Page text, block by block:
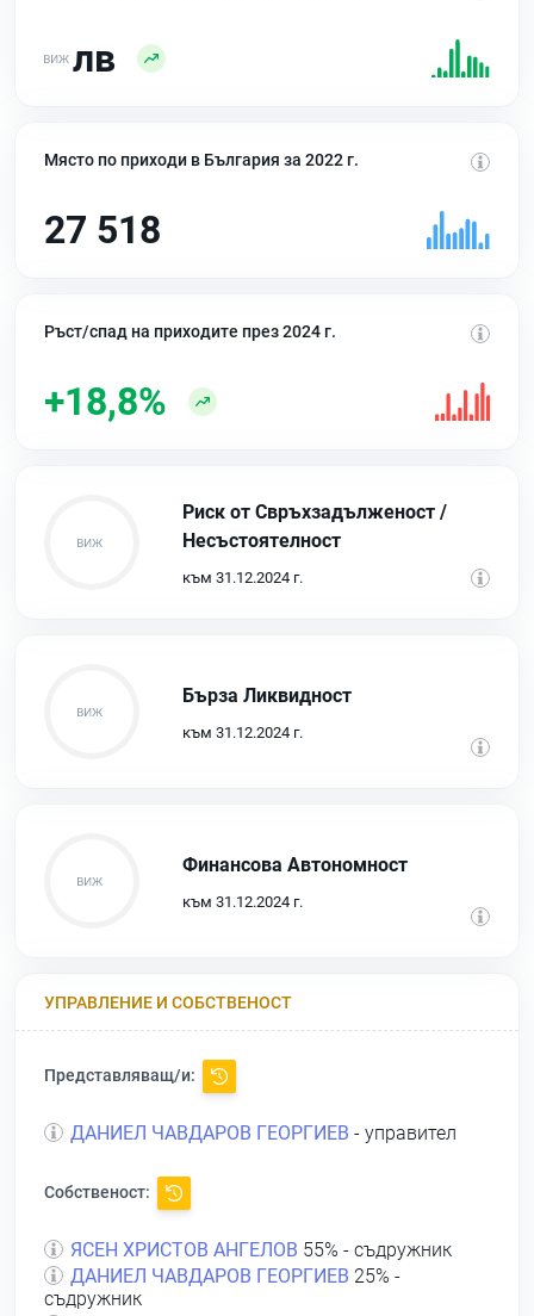
лв
Място по приходи в България за 2022 г.
27 518
Ръст/спад на приходите през 2024 г.
+18,8%
Риск от Свръхзадълженост /
Несъстоятелност
към 31.12.2024 г.
Бърза Ликвидност
към 31.12.2024 г.
Финансова Автономност
към 31.12.2024 г.
УПРАВЛЕНИЕ И СОБСТВЕНОСТ
Представляващ/и:
ДАНИЕЛ ЧАВДАРОВ ГЕОРГИЕВ - управител
Собственост:
ЯСЕН ХРИСТОВ АНГЕЛОВ 55% - съдружник
ДАНИЕЛ ЧАВДАРОВ ГЕОРГИЕВ 25% -
съдружник